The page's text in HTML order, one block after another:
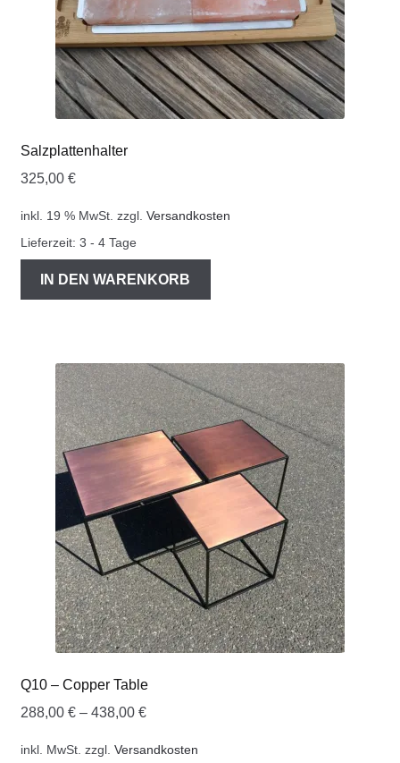
Salzplattenhalter
325,00 €
inkl. 19 % MwSt. zzgl. Versandkosten
Lieferzeit: 3 - 4 Tage
IN DEN WARENKORB
Q10 – Copper Table
288,00 €– 438,00 €
inkl. MwSt. zzgl. Versandkosten